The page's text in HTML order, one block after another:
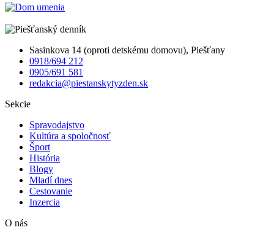
Sasinkova 14 (oproti detskému domovu), Piešťany
0918/694 212
0905/691 581
redakcia@piestanskytyzden.sk
Sekcie
Spravodajstvo
Kultúra a spoločnosť
Šport
História
Blogy
Mladí dnes
Cestovanie
Inzercia
O nás